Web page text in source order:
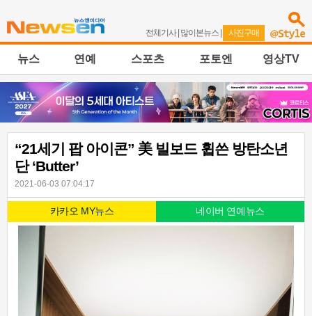
전체기사| 많이본뉴스 | 사진구매
뉴스 연예 스포츠 포토엔 영상TV
“21세기 팝 아이콘” 美 빌보드 휩쓴 방탄소년
단 ‘Butter’
2021-06-03 07:04:17
카카오 MY뉴스 네이버 연예뉴스